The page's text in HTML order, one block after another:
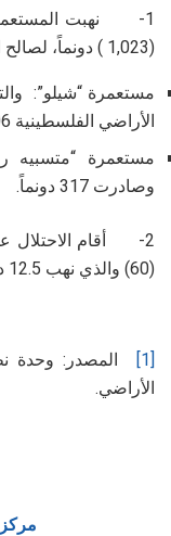
1- نهبت
(1,023 ) دونماً، لصالح المستعمرتين:
الأراضي الفلسطينية 706 دونماً، ويقطنها 1,810 مستعمراً.
وصادرت 317 دونماً.
2- أقام الاحتلال
(60) والذي نهب 12.5 دونماً.
[1]
المصدر: وحدة
الأراضي.